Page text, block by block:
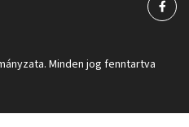
Minden jog fenntartva